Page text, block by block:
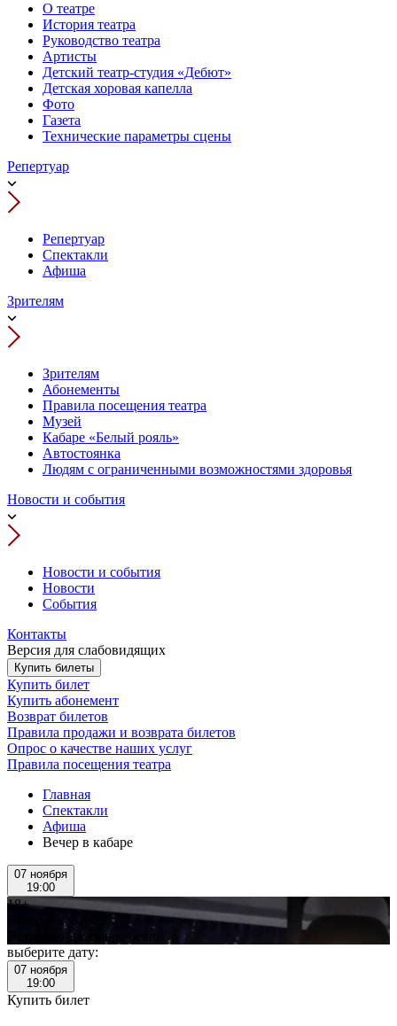
О театре
История театра
Руководство театра
Артисты
Детский театр-студия «Дебют»
Детская хоровая капелла
Фото
Газета
Технические параметры сцены
Репертуар
Репертуар
Спектакли
Афиша
Зрителям
Зрителям
Абонементы
Правила посещения театра
Музей
Кабаре «Белый рояль»
Автостоянка
Людям с ограниченными возможностями здоровья
Новости и события
Новости и события
Новости
События
Контакты
Версия для слабовидящих
Купить билеты
Купить билет
Купить абонемент
Возврат билетов
Правила продажи и возврата билетов
Опрос о качестве наших услуг
Правила посещения театра
Главная
Спектакли
Афиша
Вечер в кабаре
07 ноября
19:00
18+
Вечер в кабаре
Эстрадно-джазовое ревю
выберите дату:
07 ноября
19:00
Купить билет